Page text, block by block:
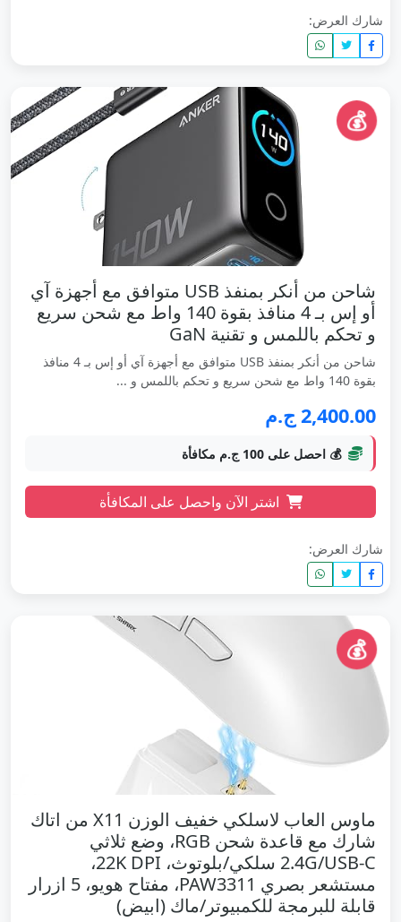
شارك العرض:
💰
شاحن من أنكر بمنفذ USB متوافق مع أجهزة آي
أو إس بـ 4 منافذ بقوة 140 واط مع شحن سريع
و تحكم باللمس و تقنية GaN
شاحن من أنكر بمنفذ USB متوافق مع أجهزة آي أو إس بـ 4 منافذ
بقوة 140 واط مع شحن سريع و تحكم باللمس و ...
2,400.00 ج.م
💰 احصل على 100 ج.م مكافأة
اشتر الآن واحصل على المكافأة
شارك العرض:
💰
ماوس العاب لاسلكي خفيف الوزن X11 من اتاك
شارك مع قاعدة شحن RGB، وضع ثلاثي
2.4G/USB-C سلكي/بلوتوث، 22K DPI،
مستشعر بصري PAW3311، مفتاح هويو، 5 ازرار
قابلة للبرمجة للكمبيوتر/ماك (ابيض)